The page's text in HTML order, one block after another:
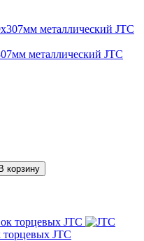
металлический JTC
корзину
JTC